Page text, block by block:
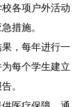
各项户外活动
措施。
，每年进行一
每个学生建立
。